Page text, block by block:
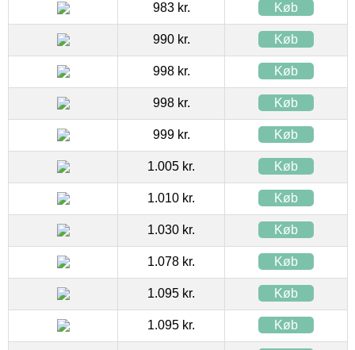
983 kr. Køb
990 kr. Køb
998 kr. Køb
998 kr. Køb
999 kr. Køb
1.005 kr. Køb
1.010 kr. Køb
1.030 kr. Køb
1.078 kr. Køb
1.095 kr. Køb
1.095 kr. Køb